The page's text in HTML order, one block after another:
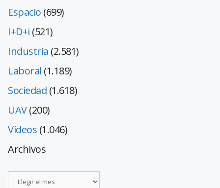
Espacio (699)
I+D+i (521)
Industria (2.581)
Laboral (1.189)
Sociedad (1.618)
UAV(200)
Vídeos (1.046)
Archivos